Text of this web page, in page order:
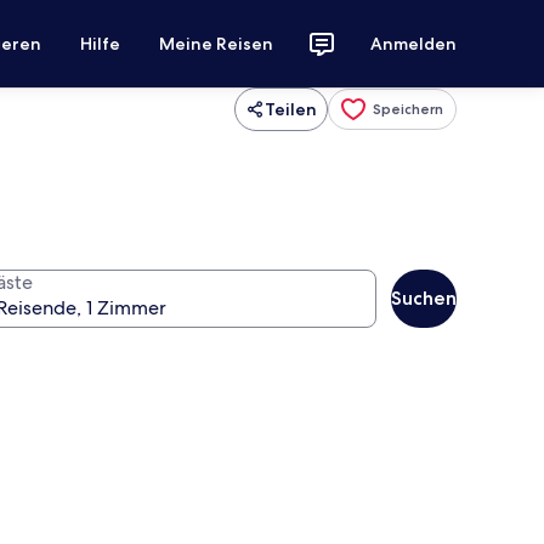
Hilfe Meine Reisen Anmelden
Teilen Speichern
Suchen